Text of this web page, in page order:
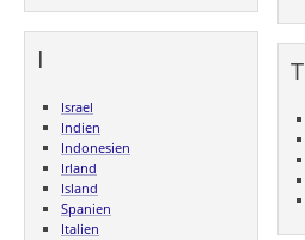
I
Israel
Indien
Indonesien
Irland
Island
Spanien
Italien
T